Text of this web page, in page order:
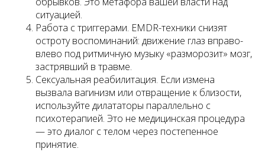
ситуацией.
Работа с триггерами. EMDR-техники снизят
остроту воспоминаний: движение глаз вправо-
влево под ритмичную музыку «разморозит» мозг,
застрявший в травме.
Сексуальная реабилитация. Если измена
вызвала вагинизм или отвращение к близости,
используйте дилататоры параллельно с
психотерапией. Это не медицинская процедура
— это диалог с телом через постепенное
принятие.